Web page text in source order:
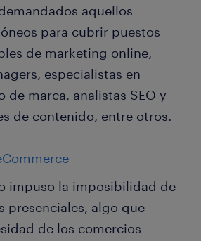
aquellos
para cubrir puestos
de marketing online,
especialistas en
de marca, analistas SEO y
de contenido, entre otros.
impuso la imposibilidad de
presenciales, algo que
de los comercios